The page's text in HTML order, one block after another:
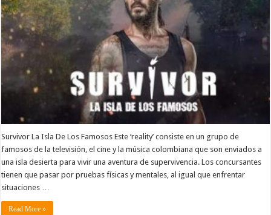
Survivor La Isla De Los Famosos Este ‘reality’ consiste en un grupo de
famosos de la televisión, el cine y la música colombiana que son enviados a
una isla desierta para vivir una aventura de supervivencia. Los concursantes
tienen que pasar por pruebas físicas y mentales, al igual que enfrentar
situaciones …
Read More »